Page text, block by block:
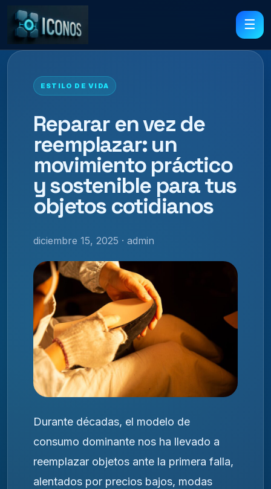
☰
ESTILO DE VIDA
Reparar en vez de
reemplazar: un
movimiento práctico
y sostenible para tus
objetos cotidianos
diciembre 15, 2025 · admin
Durante décadas, el modelo de
consumo dominante nos ha llevado a
reemplazar objetos ante la primera falla,
alentados por precios bajos, modas